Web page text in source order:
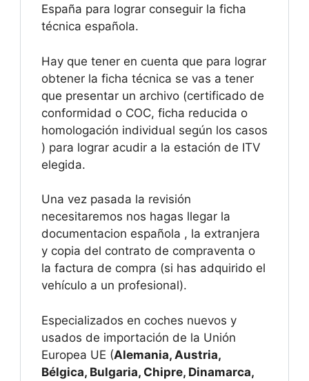
España para lograr conseguir la ficha
técnica española.
Hay que tener en cuenta que para lograr
obtener la ficha técnica se vas a tener
que presentar un archivo (certificado de
conformidad o COC, ficha reducida o
homologación individual según los casos
) para lograr acudir a la estación de ITV
elegida.
Una vez pasada la revisión
necesitaremos nos hagas llegar la
documentacion española , la extranjera
y copia del contrato de compraventa o
la factura de compra (si has adquirido el
vehículo a un profesional).
Especializados en coches nuevos y
usados de importación de la Unión
Europea UE (Alemania, Austria,
Bélgica, Bulgaria, Chipre, Dinamarca,